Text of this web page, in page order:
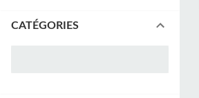
CATÉGORIES